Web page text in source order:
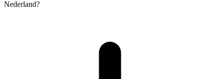
Nederland?